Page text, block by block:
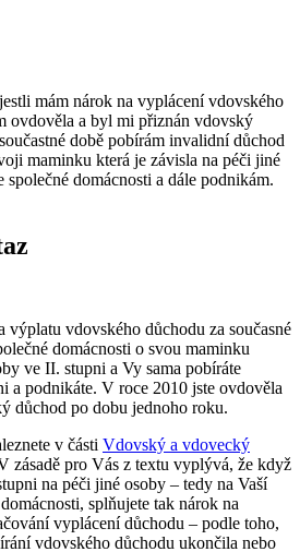
mám nárok na vyplácení vdovského
ovdověla a byl mi přiznán vdovský
době pobírám invalidní důchod
maminku která je závisla na péči jiné
domácnosti a dále podnikám.
výplatu vdovského důchodu za současné
domácnosti o svou maminku
ve II. stupni a Vy sama pobíráte
a podnikáte. V roce 2010 jste ovdověla
důchod po dobu jednoho roku.
v části Vdovský a vdovecký
zásadě pro Vás z textu vyplývá, že když
na péči jiné osoby – tedy na Vaší
splňujete tak nárok na
vyplácení důchodu – podle toho,
vdovského důchodu ukončila nebo